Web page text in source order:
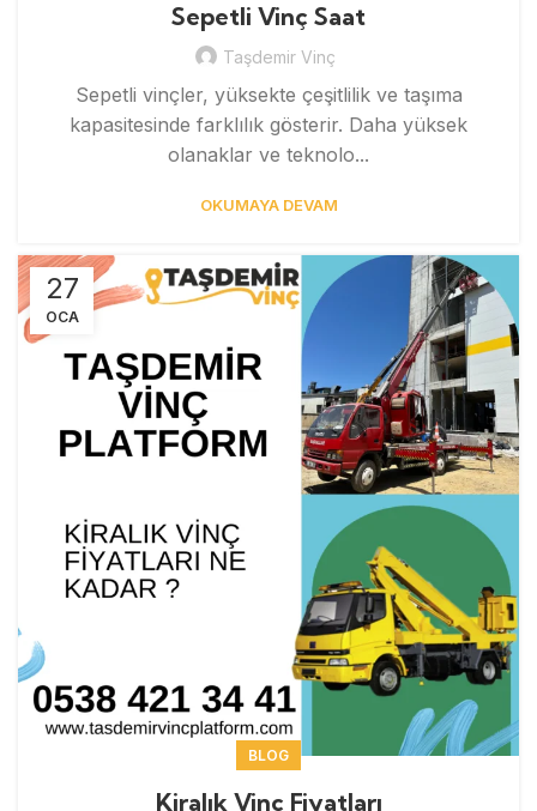
Sepetli Vinç Saat
Taşdemir Vinç
Sepetli vinçler, yüksekte çeşitlilik ve taşıma
kapasitesinde farklılık gösterir. Daha yüksek
olanaklar ve teknolo...
OKUMAYA DEVAM
27
OCA
BLOG
Kiralık Vinç Fiyatları